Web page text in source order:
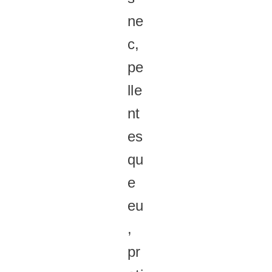
ne
c,
pe
lle
nt
es
qu
e
eu
,
pr